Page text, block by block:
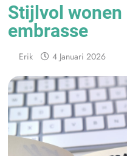
Stijlvol
embrasse
Erik 4 Januari 2026